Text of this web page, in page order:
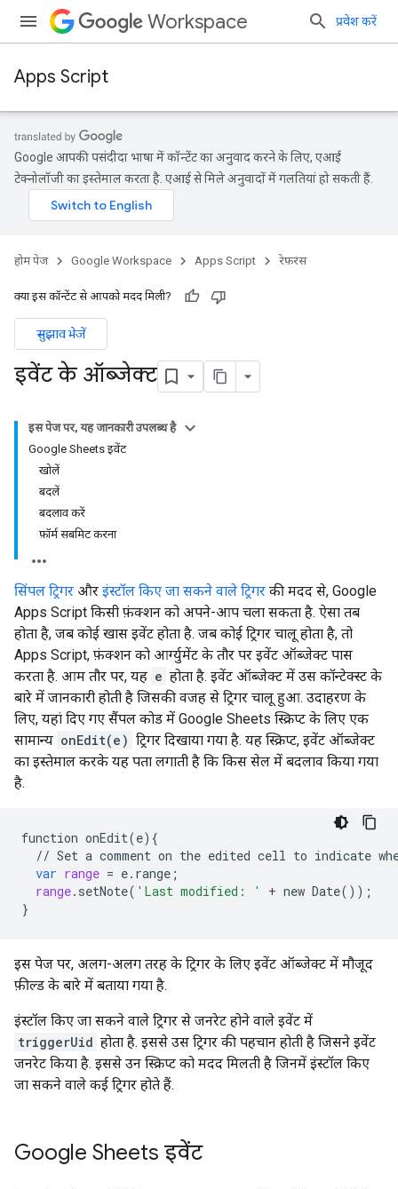
Workspace प्रवेश करें
Apps Script
Google आपकी पसंदीदा भाषा में कॉन्टेंट का अनुवाद करने के लिए, एआई
टेक्नोलॉजी का इस्तेमाल करता है. एआई से मिले अनुवादों में गलतियां हो सकती हैं.
होम पेज Google Workspace Apps Script रेफ़रंस
क्या इस कॉन्टेंट से आपको मदद मिली?
सुझाव भेजें
इवेंट के ऑब्जेक्ट
इस पेज पर, यह जानकारी उपलब्ध है
Google Sheets इवेंट
खोलें
बदलें
बदलाव करें
फ़ॉर्म सबमिट करना
सिंपल ट्रिगर और इंस्टॉल किए जा सकने वाले ट्रिगर की मदद से, Google
Apps Script किसी फ़ंक्शन को अपने-आप चला सकता है. ऐसा तब
होता है, जब कोई खास इवेंट होता है. जब कोई ट्रिगर चालू होता है, तो
Apps Script, फ़ंक्शन को आर्ग्युमेंट के तौर पर इवेंट ऑब्जेक्ट पास
करता है. आम तौर पर, यह e होता है. इवेंट ऑब्जेक्ट में उस कॉन्टेक्स्ट के
बारे में जानकारी होती है जिसकी वजह से ट्रिगर चालू हुआ. उदाहरण के
लिए, यहां दिए गए सैंपल कोड में Google Sheets स्क्रिप्ट के लिए एक
सामान्य onEdit(e) ट्रिगर दिखाया गया है. यह स्क्रिप्ट, इवेंट ऑब्जेक्ट
का इस्तेमाल करके यह पता लगाती है कि किस सेल में बदलाव किया गया
है.
function onEdit(e){
// Set a comment on the edited cell to indicate
var range = e. range ;
range. setNote( 'Last modified: ' + new Date());
}
इस पेज पर, अलग-अलग तरह के ट्रिगर के लिए इवेंट ऑब्जेक्ट में मौजूद
फ़ील्ड के बारे में बताया गया है.
इंस्टॉल किए जा सकने वाले ट्रिगर से जनरेट होने वाले इवेंट में
triggerUid होता है. इससे उस ट्रिगर की पहचान होती है जिसने इवेंट
जनरेट किया है. इससे उन स्क्रिप्ट को मदद मिलती है जिनमें इंस्टॉल किए
जा सकने वाले कई ट्रिगर होते हैं.
Google Sheets इवेंट